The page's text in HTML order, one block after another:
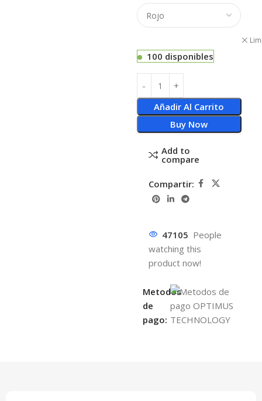
100 disponibles
Añadir Al Carrito
Buy Now
Add to
compare
Compartir:
47105 People
watching this
product now!
Metodos
de
pago: